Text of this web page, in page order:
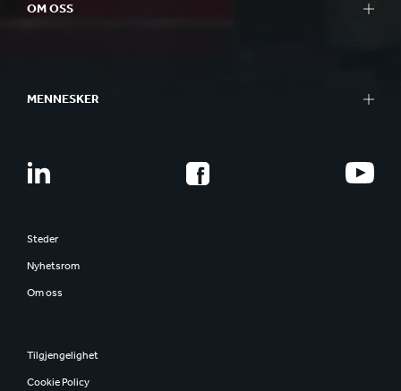
OM OSS
MENNESKER
Steder
Nyhetsrom
Om oss
Tilgjengelighet
Cookie Policy